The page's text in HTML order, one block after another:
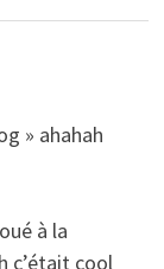
» ahahah
à la
c’était cool